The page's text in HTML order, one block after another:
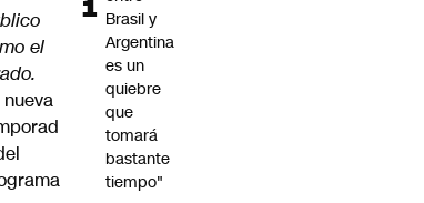
el
nueva
Brasil y
Argentina
es un
quiebre
que
tomará
bastante
tiempo"